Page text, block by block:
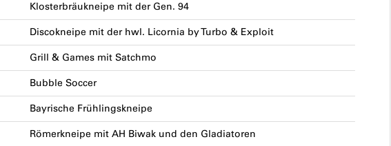
Klosterbräukneipe mit der Gen. 94
Discokneipe mit der hwl. Licornia by Turbo & Exploit
Grill & Games mit Satchmo
Bubble Soccer
Bayrische Frühlingskneipe
Römerkneipe mit AH Biwak und den Gladiatoren